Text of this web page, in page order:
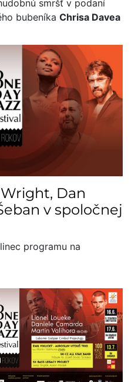
smršť v podaní
bubeníka Chrisa Davea
Wright, Dan
v spoločnej
programu na